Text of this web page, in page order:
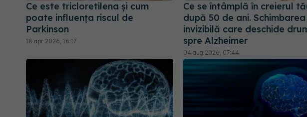
Ce este tricloretilena și cum
poate influența riscul de
Parkinson
18 apr 2026, 16:17
Ce se întâmplă în creierul
după 50 de ani. Schimbarea
invizibilă care deschide
spre Alzheimer
04 aug 2026, 07:44